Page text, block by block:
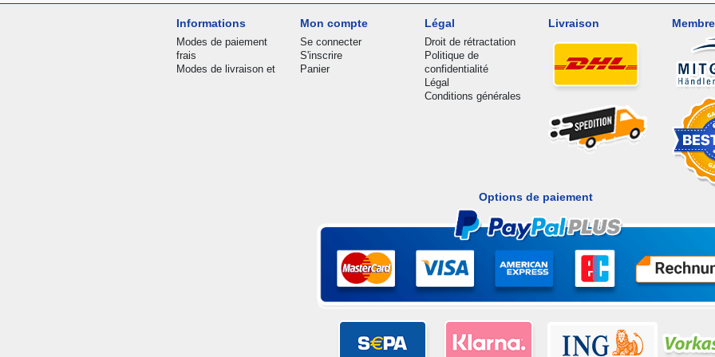
Informations
Modes de paiement
frais
Modes de livraison et
Mon compte
Se connecter
S'inscrire
Panier
Légal
Droit de rétractation
Politique de
confidentialité
Légal
Conditions générales
Livraison
Options de paiement